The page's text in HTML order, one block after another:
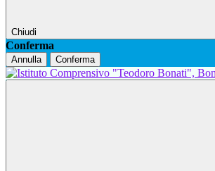
Chiudi
Conferma
Annulla Conferma